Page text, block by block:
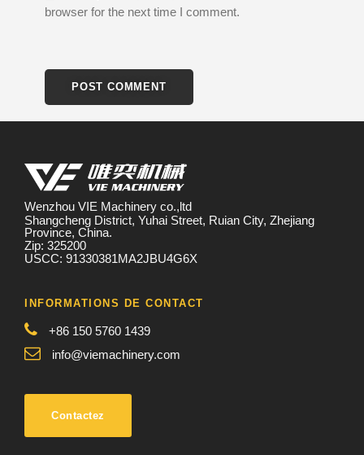
browser for the next time I comment.
Wenzhou VIE Machinery co.,ltd
Shangcheng District, Yuhai Street, Ruian City, Zhejiang
Province, China.
Zip: 325200
USCC: 91330381MA2JBU4G6X
INFORMATIONS DE CONTACT
+86 150 5760 1439
info@viemachinery.com
Contactez